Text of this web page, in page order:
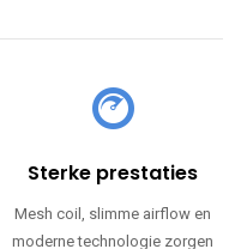
Sterke prestaties
Mesh coil, slimme airflow en
moderne technologie zorgen